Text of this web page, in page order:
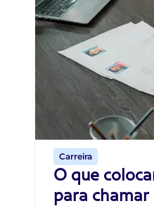
Carreira
O que
para chamar